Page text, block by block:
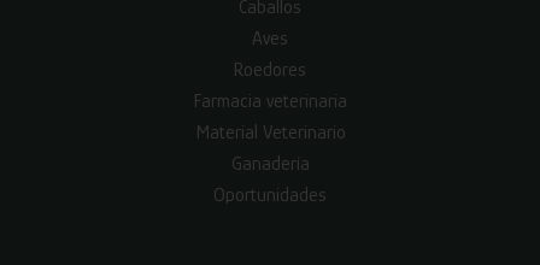
Caballos
Aves
Roedores
Farmacia veterinaria
Material Veterinario
Ganadería
Oportunidades